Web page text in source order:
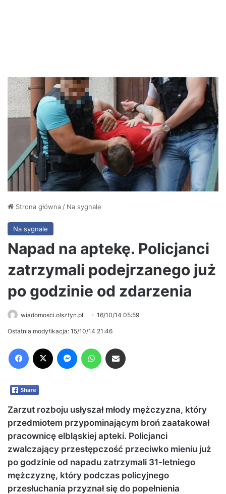
Strona główna/ Na sygnale
Na sygnale
Napad na aptekę. Policjanci
zatrzymali podejrzanego już
po godzinie od zdarzenia
wiadomosci.olsztyn.pl 16/10/14 05:59
Ostatnia modyfikacja: 15/10/14 21:46
Zarzut rozboju usłyszał młody mężczyzna, który
przedmiotem przypominającym broń zaatakował
pracownicę elbląskiej apteki. Policjanci
zwalczający przestępczość przeciwko mieniu już
po godzinie od napadu zatrzymali 31-letniego
mężczyznę, który podczas policyjnego
przesłuchania przyznał się do popełnienia